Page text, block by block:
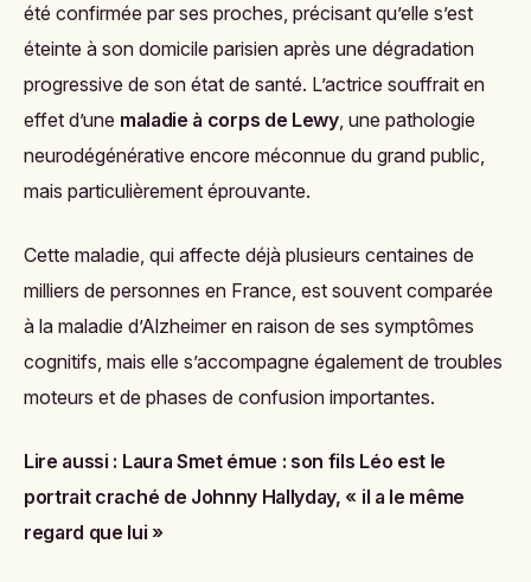
été confirmée par ses proches, précisant qu’elle s’est
éteinte à son domicile parisien après une dégradation
progressive de son état de santé. L’actrice souffrait en
effet d’une maladie à corps de Lewy, une pathologie
neurodégénérative encore méconnue du grand public,
mais particulièrement éprouvante.
Cette maladie, qui affecte déjà plusieurs centaines de
milliers de personnes en France, est souvent comparée
à la maladie d’Alzheimer en raison de ses symptômes
cognitifs, mais elle s’accompagne également de troubles
moteurs et de phases de confusion importantes.
Lire aussi : Laura Smet émue : son fils Léo est le
portrait craché de Johnny Hallyday, « il a le même
regard que lui »